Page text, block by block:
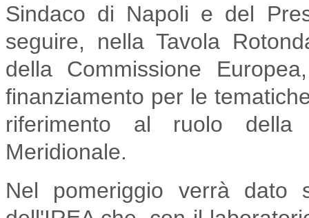
Sindaco di Napoli e del
seguire, nella Tavola
della Commissione
finanziamento per le
riferimento al ruolo della
Meridionale.
Nel pomeriggio verrà dato